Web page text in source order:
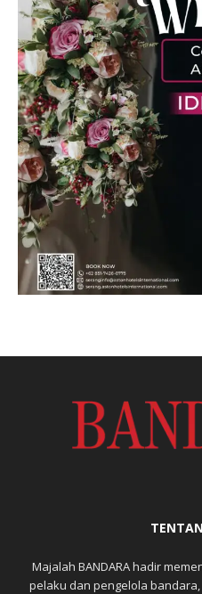
Majalah BANDARA hadir
pelaku dan pengelola